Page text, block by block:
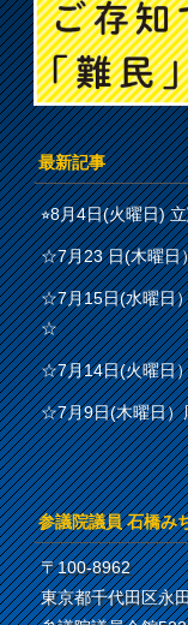
最新記事
⭐︎8月4日(火曜日)
☆7月23 日(木曜日
☆7月15日(水曜日
☆
☆7月14日(火曜日
☆7月9日(木曜日）
参議院議員 石橋み
〒100-8962
東京都千代田区永